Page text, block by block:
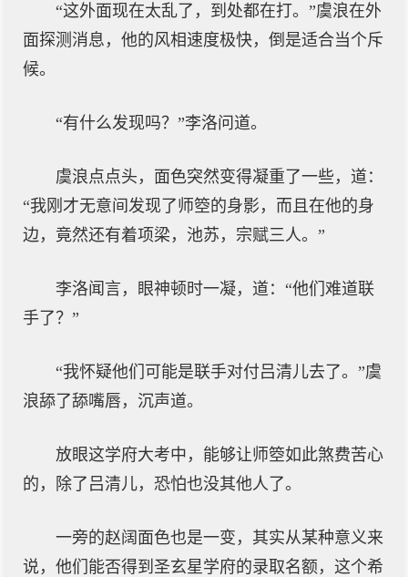
“这外面现在太乱了，到处都在打。”虞浪在外
面探测消息，他的风相速度极快，倒是适合当个斥
候。
“有什么发现吗？”李洛问道。
虞浪点点头，面色突然变得凝重了一些，道：
“我刚才无意间发现了师箜的身影，而且在他的身
边，竟然还有着项梁，池苏，宗赋三人。”
李洛闻言，眼神顿时一凝，道：“他们难道联
手了？”
“我怀疑他们可能是联手对付吕清儿去了。”虞
浪舔了舔嘴唇，沉声道。
放眼这学府大考中，能够让师箜如此煞费苦心
的，除了吕清儿，恐怕也没其他人了。
一旁的赵阔面色也是一变，其实从某种意义来
说，他们能否得到圣玄星学府的录取名额，这个希